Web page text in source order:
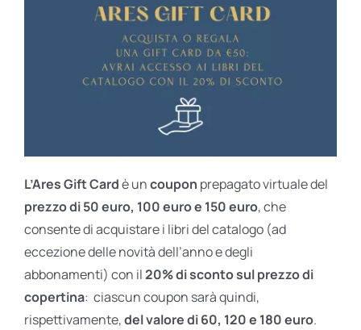
L’Ares Gift Cardè uncoupon prepagato virtuale del
prezzo di 50 euro, 100 euro e 150 euro, che
consente di acquistare i libri del catalogo (ad
eccezione delle novità dell’anno e degli
abbonamenti) con il20% di sconto sul prezzo di
copertina: ciascun coupon sarà quindi,
rispettivamente,del valore di 60, 120 e 180 euro.